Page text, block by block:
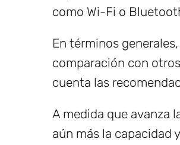
como Wi-Fi o
En términos
comparación con
cuenta las
A medida que avanza
aún más la capacidad